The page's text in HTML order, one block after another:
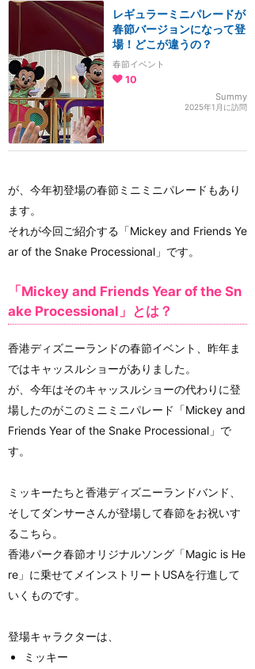
レギュラーミニパレードが
春節バージョンになって登
場！どこが違うの？
春節イベント
10
Summy
2025年1月に訪問
が、今年初登場の春節ミニミニパレードもあり
ます。
それが今回ご紹介する「Mickey and Friends Ye
ar of the Snake Processional」です。
「Mickey and Friends Year of the Sn
ake Processional」とは？
香港ディズニーランドの春節イベント、昨年ま
ではキャッスルショーがありました。
が、今年はそのキャッスルショーの代わりに登
場したのがこのミニミニパレード「Mickey and
Friends Year of the Snake Processional」で
す。
ミッキーたちと香港ディズニーランドバンド、
そしてダンサーさんが登場して春節をお祝いす
るこちら。
香港パーク春節オリジナルソング「Magic is He
re」に乗せてメインストリートUSAを行進して
いくものです。
登場キャラクターは、
ミッキー